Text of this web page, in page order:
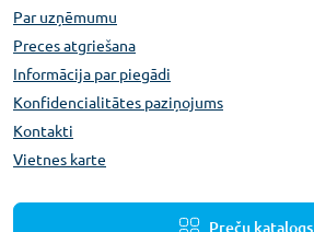
Par uzņēmumu
Preces atgriešana
Informācija par piegādi
Konfidencialitātes paziņojums
Kontakti
Vietnes karte
Preču katalogs